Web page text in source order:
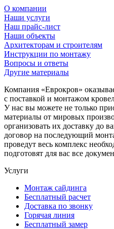
О компании
Наши услуги
Наш прайс-лист
Наши объекты
Архитекторам и строителям
Инструкции по монтажу
Вопросы и ответы
Другие материалы
Компания «Еврокров»
с поставкой и монтажом
У нас вы можете не только
материалы от мировых
организовать их доставку до
договор на последующий
проведут весь комплекс
подготовят для вас все
Услуги
Монтаж сайдинга
Бесплатный расчет
Доставка по звонку
Горячая линия
Бесплатный замер